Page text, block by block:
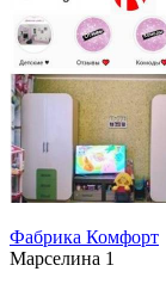
Фабрика Комфорт
Марселина 1